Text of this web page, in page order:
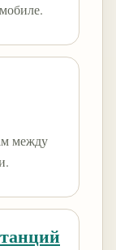
между